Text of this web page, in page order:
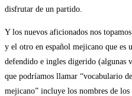
disfrutar de un partido.
Y los nuevos aficionados nos
y el otro en español mejicano que es
defendido e ingles digerido (algunas
que podríamos llamar “vocabulario
mejicano” incluye los nombres de